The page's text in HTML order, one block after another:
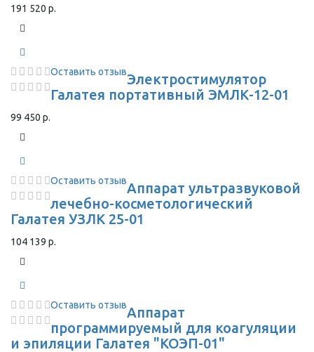
191 520 р.
Оставить отзывЭлектростимулятор
Галатея портативный ЭМЛК-12-01
99 450 р.
Оставить отзывАппарат ультразвуковой
лечебно-косметологический
Галатея УЗЛК 25-01
104 139 р.
Оставить отзывАппарат
программируемый для коагуляции
и эпиляции Галатея "КОЭП-01"